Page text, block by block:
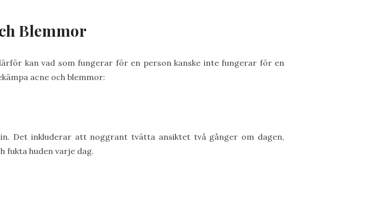
Blemmor
kan vad som fungerar för en person kanske inte fungerar för en
acne och blemmor:
Det inkluderar att noggrant tvätta ansiktet två gånger om dagen,
fukta huden varje dag.